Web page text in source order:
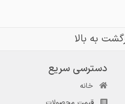
به بالا
دسترسی سریع
خانه